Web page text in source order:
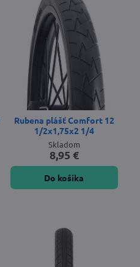
Rubena plášť Comfort 12
1/2x1,75x2 1/4
Skladom
8,95 €
Do košíka